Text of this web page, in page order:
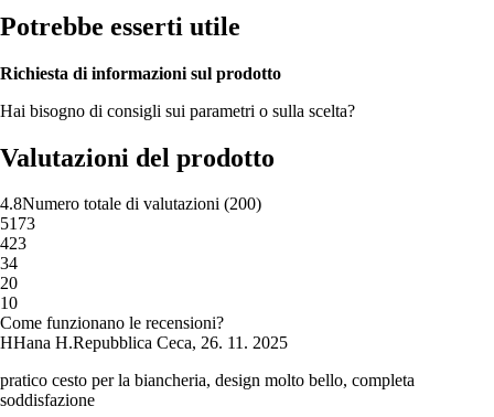
Potrebbe esserti utile
Richiesta di informazioni sul prodotto
Hai bisogno di consigli sui parametri o sulla scelta?
Valutazioni del prodotto
4.8Numero totale di valutazioni (200)
5173
423
34
20
10
Come funzionano le recensioni?
HHana H.Repubblica Ceca, 26. 11. 2025
pratico cesto per la biancheria, design molto bello, completa
soddisfazione